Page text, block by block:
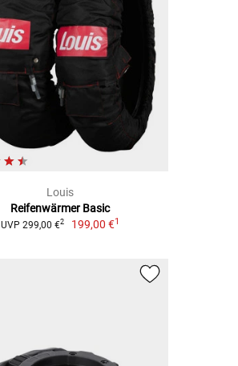
Louis
Reifenwärmer Basic
UVP 299,00 €2 199,00 €1